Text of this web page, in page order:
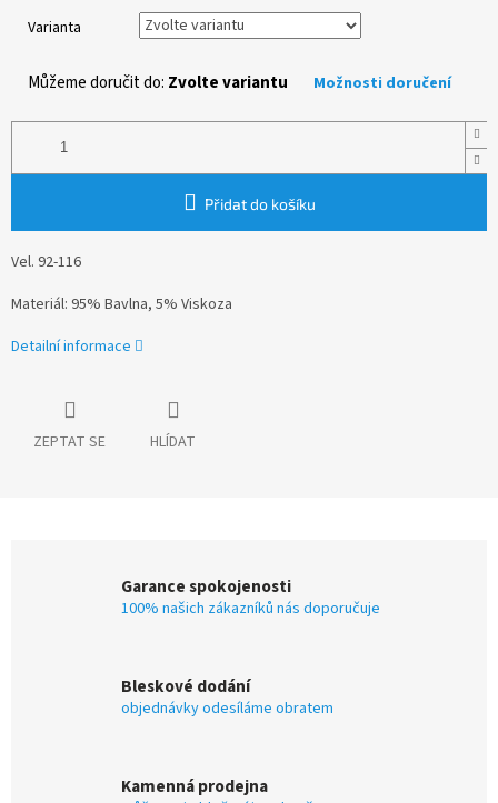
Varianta
Můžeme doručit do: Zvolte variantu Možnosti doručení
Přidat do košíku
Vel. 92-116
Materiál: 95% Bavlna, 5% Viskoza
Detailní informace
ZEPTAT SE HLÍDAT
Garance spokojenosti
100% našich zákazníků nás doporučuje
Bleskové dodání
objednávky odesíláme obratem
Kamenná prodejna